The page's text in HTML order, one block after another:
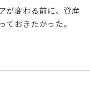
が変わる前に、資産
ておきたかった。